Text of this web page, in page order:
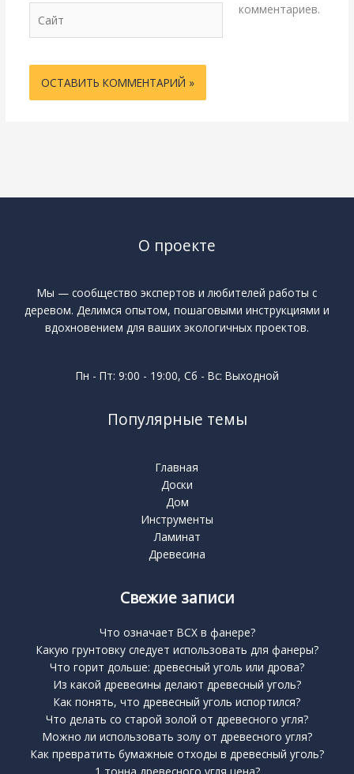
комментариев.
О проекте
Мы — сообщество экспертов и любителей работы с
деревом. Делимся опытом, пошаговыми инструкциями и
вдохновением для ваших экологичных проектов.
Пн - Пт: 9:00 - 19:00, Сб - Вс: Выходной
Популярные темы
Главная
Доски
Дом
Инструменты
Ламинат
Древесина
Свежие записи
Что означает BCX в фанере?
Какую грунтовку следует использовать для фанеры?
Что горит дольше: древесный уголь или дрова?
Из какой древесины делают древесный уголь?
Как понять, что древесный уголь испортился?
Что делать со старой золой от древесного угля?
Можно ли использовать золу от древесного угля?
Как превратить бумажные отходы в древесный уголь?